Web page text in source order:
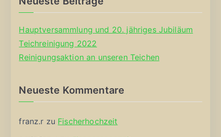
Hauptversammlung und 20. jähriges Jubiläum
Teichreinigung 2022
Reinigungsaktion an unseren Teichen
Neueste Kommentare
franz.r zu Fischerhochzeit